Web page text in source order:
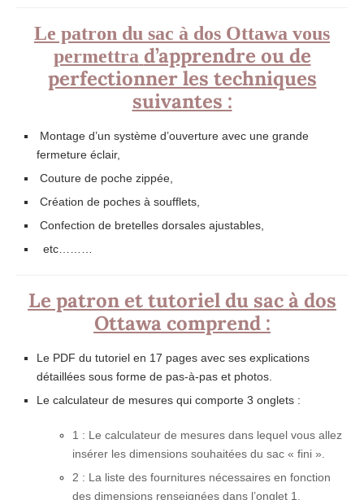
Le patron du sac à dos Ottawa vous
permettra d’apprendre ou de
perfectionner les techniques
suivantes :
Montage d’un système d’ouverture avec une grande
fermeture éclair,
Couture de poche zippée,
Création de poches à soufflets,
Confection de bretelles dorsales ajustables,
etc………
Le patron et tutoriel du sac à dos
Ottawa comprend :
Le PDF du tutoriel en 17 pages avec ses explications
détaillées sous forme de pas-à-pas et photos.
Le calculateur de mesures qui comporte 3 onglets :
1 : Le calculateur de mesures dans lequel vous allez
insérer les dimensions souhaitées du sac « fini ».
2 : La liste des fournitures nécessaires en fonction
des dimensions renseignées dans l’onglet 1.